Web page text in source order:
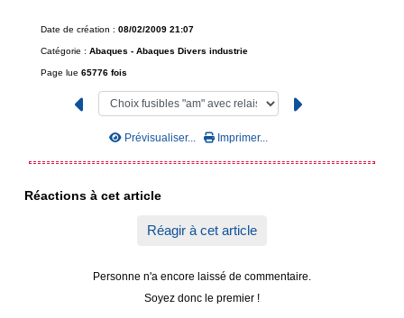
Date de création : 08/02/2009 21:07
Catégorie : Abaques - Abaques Divers industrie
Page lue 65776 fois
Prévisualiser... Imprimer...
Réactions à cet article
Réagir à cet article
Personne n'a encore laissé de commentaire.
Soyez donc le premier !